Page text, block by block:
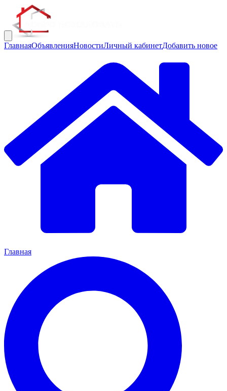
ГлавнаяОбъявленияНовостиЛичный кабинетДобавить новое
Главная